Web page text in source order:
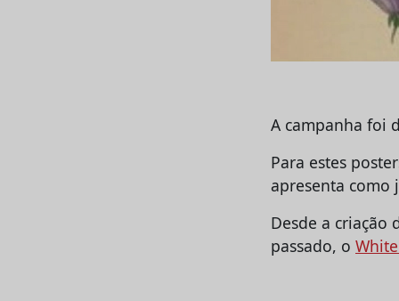
A campanha foi
Para estes
apresenta como
Desde a criação
passado, o